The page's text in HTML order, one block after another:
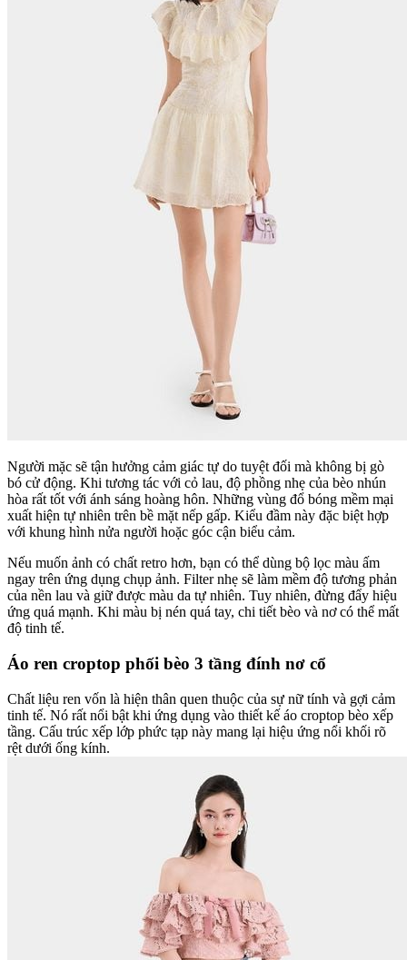
Người mặc sẽ tận hưởng cảm giác tự do tuyệt đối mà không bị gò
bó cử động. Khi tương tác với cỏ lau, độ phồng nhẹ của bèo nhún
hòa rất tốt với ánh sáng hoàng hôn. Những vùng đổ bóng mềm mại
xuất hiện tự nhiên trên bề mặt nếp gấp. Kiểu đầm này đặc biệt hợp
với khung hình nửa người hoặc góc cận biểu cảm.
Nếu muốn ảnh có chất retro hơn, bạn có thể dùng bộ lọc màu ấm
ngay trên ứng dụng chụp ảnh. Filter nhẹ sẽ làm mềm độ tương phản
của nền lau và giữ được màu da tự nhiên. Tuy nhiên, đừng đẩy hiệu
ứng quá mạnh. Khi màu bị nén quá tay, chi tiết bèo và nơ có thể mất
độ tinh tế.
Áo ren croptop phối bèo 3 tầng đính nơ cổ
Chất liệu ren vốn là hiện thân quen thuộc của sự nữ tính và gợi cảm
tinh tế. Nó rất nổi bật khi ứng dụng vào thiết kế áo croptop bèo xếp
tầng. Cấu trúc xếp lớp phức tạp này mang lại hiệu ứng nổi khối rõ
rệt dưới ống kính.